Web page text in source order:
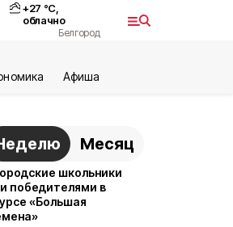
+27 °С,
облачно
Белгород
Aфиша
Месяц
школьники
победителями в
«Большая